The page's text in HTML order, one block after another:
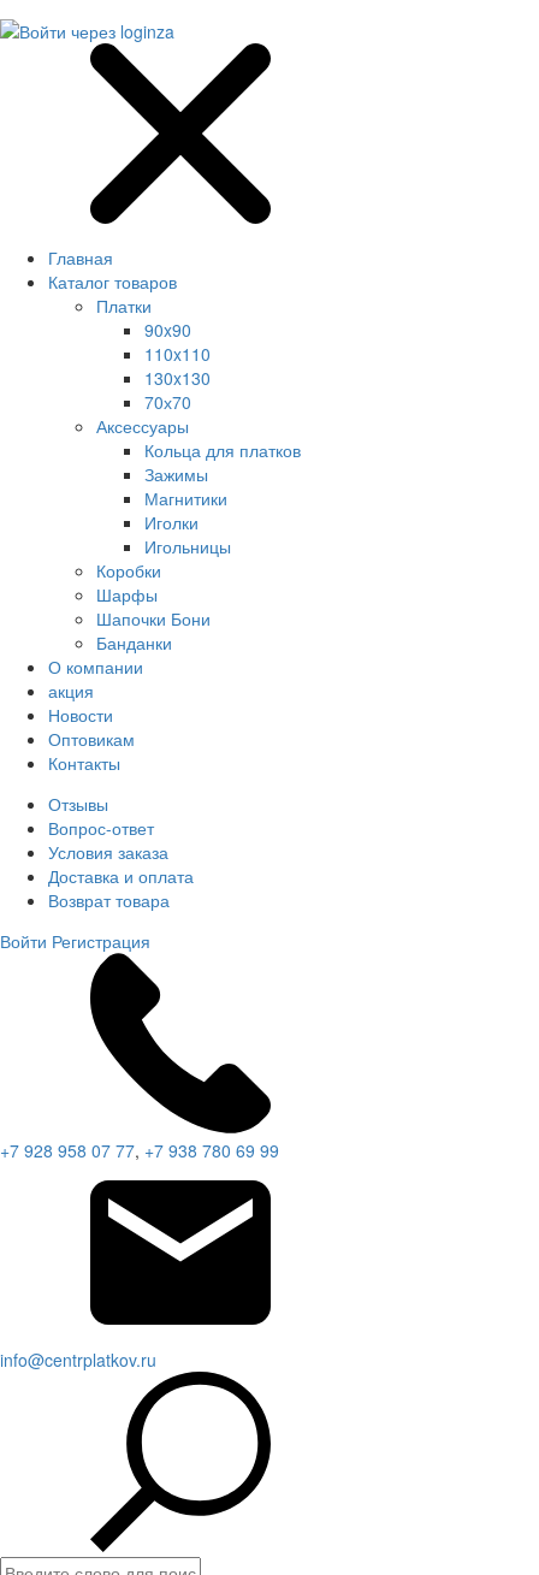
Главная
Каталог товаров
Платки
90x90
110x110
130x130
70х70
Аксессуары
Кольца для платков
Зажимы
Магнитики
Иголки
Игольницы
Коробки
Шарфы
Шапочки Бони
Банданки
О компании
акция
Новости
Оптовикам
Контакты
Отзывы
Вопрос-ответ
Условия заказа
Доставка и оплата
Возврат товара
Войти Регистрация
+7 928 958 07 77, +7 938 780 69 99
info@centrplatkov.ru